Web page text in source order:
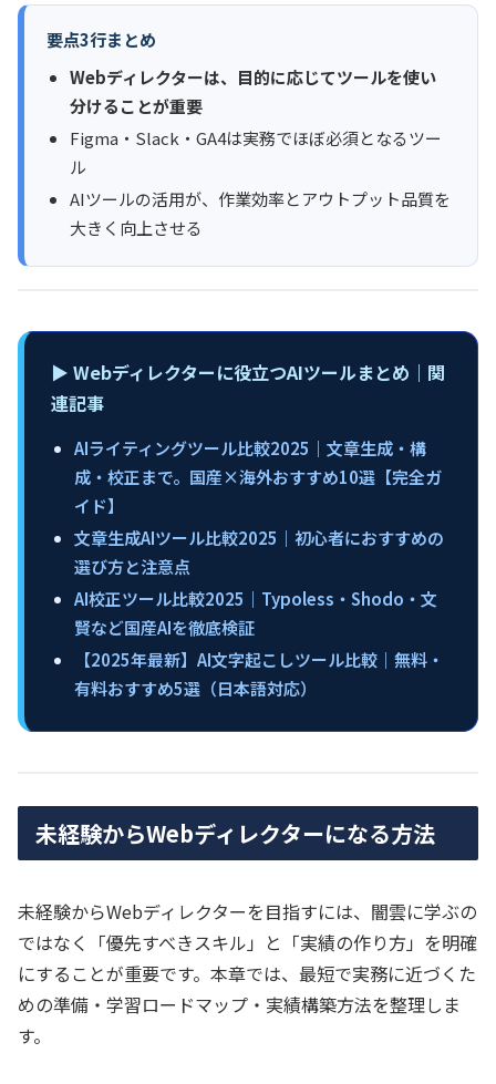
要点3行まとめ
Webディレクターは、目的に応じてツールを使い
分けることが重要
Figma・Slack・GA4は実務でほぼ必須となるツー
ル
AIツールの活用が、作業効率とアウトプット品質を
大きく向上させる
▶︎ Webディレクターに役立つAIツールまとめ｜関
連記事
AIライティングツール比較2025｜文章生成・構
成・校正まで。国産×海外おすすめ10選【完全ガ
イド】
文章生成AIツール比較2025｜初心者におすすめの
選び方と注意点
AI校正ツール比較2025｜Typoless・Shodo・文
賢など国産AIを徹底検証
【2025年最新】AI文字起こしツール比較｜無料・
有料おすすめ5選（日本語対応）
未経験からWebディレクターになる方法
未経験からWebディレクターを目指すには、闇雲に学ぶの
ではなく「優先すべきスキル」と「実績の作り方」を明確
にすることが重要です。本章では、最短で実務に近づくた
めの準備・学習ロードマップ・実績構築方法を整理しま
す。